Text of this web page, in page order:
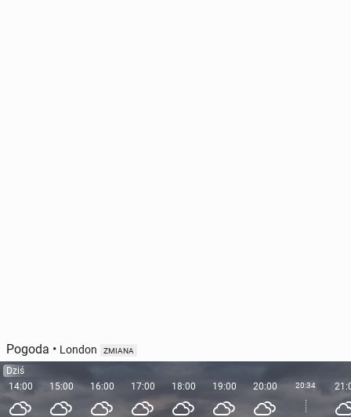
Pogoda • London ZMIANA
Dziś
14:00
15:00 16:00 17:00 18:00 19:00 20:00 20:34